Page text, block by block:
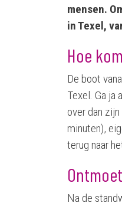
mensen.
in Texel,
Hoe
De boot
Texel. Ga ja
over dan
minuten),
terug naar
Na de